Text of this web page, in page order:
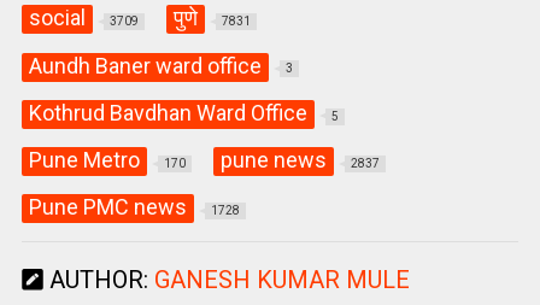
social 3709 पुणे 7831
Aundh Baner ward office 3
Kothrud Bavdhan Ward Office 5
Pune Metro 170 pune news 2837
Pune PMC news 1728
AUTHOR: GANESH KUMAR MULE